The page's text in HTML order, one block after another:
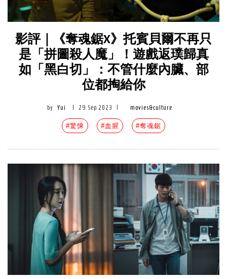
影評｜《奪魂鋸X》托賓貝爾不再只
是「拼圖殺人魔」！遊戲返璞歸真
如「黑白切」：不管什麼內臟、部
位都掏給你
by Yui 29 Sep 2023 movies&culture
#驚悚 #血腥 #奪魂鋸